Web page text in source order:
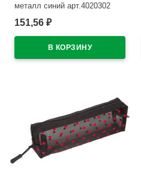
металл синий арт.4020302
В наличии
151,56 ₽